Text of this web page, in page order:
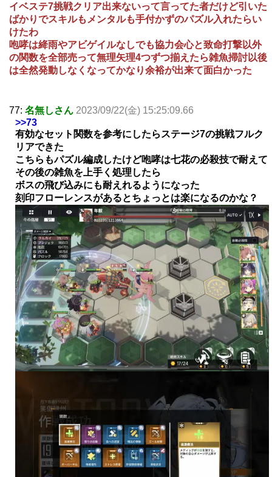
イベステ7挑戦クリア出来ないって言ってた者だけど引いた
ばかりでスキルもメンタルも手付かずのパズル入れたらい
けたわ
咆哮は絳雨やアビゲイルなしでも協力会心と致命打撃以外
の関数を全部売って無理矢理4つずつ揃えたら雑魚掃討以後
は全然発動しなくなってかなり余裕が出来て面白かった
77: 名無しさん 2023/09/22(金) 15:25:09.66
>>73
有効なセット関数を参考にしたらステージ7の挑戦フルク
リアできた
こちらもパズル編成したけど咆哮は七花の必殺技で耐えて
その後の雑魚を上手く処理したら
ボスの飛び込みにも耐えれるようになった
刻印フローレンスがあるとちょっとは楽になるのかな？